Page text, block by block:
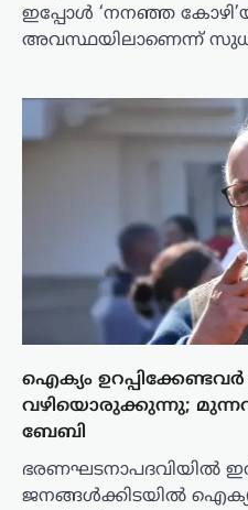
ഇപ്പോൾ ‘നനഞ്ഞ
അവസ്ഥയിലാണെന്ന്
ഐക്യം
വഴിയൊരുക്കുന്നു;
ബേബി
ഭരണഘടനാപദവിയിൽ
ജനങ്ങൾക്കിടയിൽ